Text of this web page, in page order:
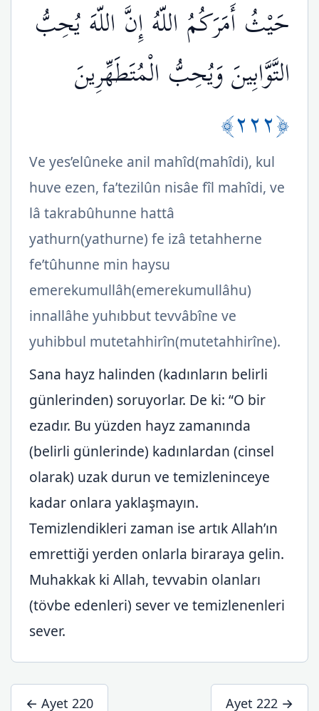
حَيْثُ أَمَرَكُمُ اللّهُ إِنَّ اللّهَ يُحِبُّ
التَّوَّابِينَ وَيُحِبُّ الْمُتَطَهِّرِينَ
﴿٢٢٢﴾
Ve yes’elûneke anil mahîd(mahîdi), kul
huve ezen, fa’tezilûn nisâe fîl mahîdi, ve
lâ takrabûhunne hattâ
yathurn(yathurne) fe izâ tetahherne
fe’tûhunne min haysu
emerekumullâh(emerekumullâhu)
innallâhe yuhıbbut tevvâbîne ve
yuhibbul mutetahhirîn(mutetahhirîne).
Sana hayz halinden (kadınların belirli
günlerinden) soruyorlar. De ki: “O bir
ezadır. Bu yüzden hayz zamanında
(belirli günlerinde) kadınlardan (cinsel
olarak) uzak durun ve temizleninceye
kadar onlara yaklaşmayın.
Temizlendikleri zaman ise artık Allah’ın
emrettiği yerden onlarla biraraya gelin.
Muhakkak ki Allah, tevvabin olanları
(tövbe edenleri) sever ve temizlenenleri
sever.
← Ayet 220 Ayet 222 →